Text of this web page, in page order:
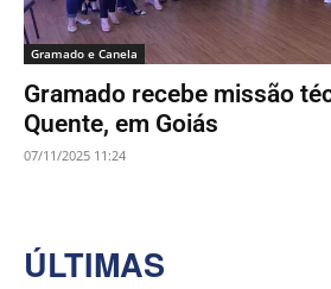
Gramado e Canela
Gramado recebe missão
Quente, em Goiás
07/11/2025 11:24
ÚLTIMAS